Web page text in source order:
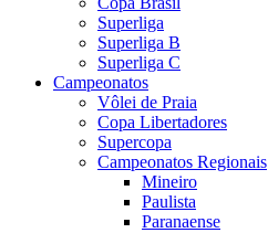
Superliga
Superliga B
Superliga C
Campeonatos
Vôlei de Praia
Copa Libertadores
Supercopa
Campeonatos Regionais
Mineiro
Paulista
Paranaense